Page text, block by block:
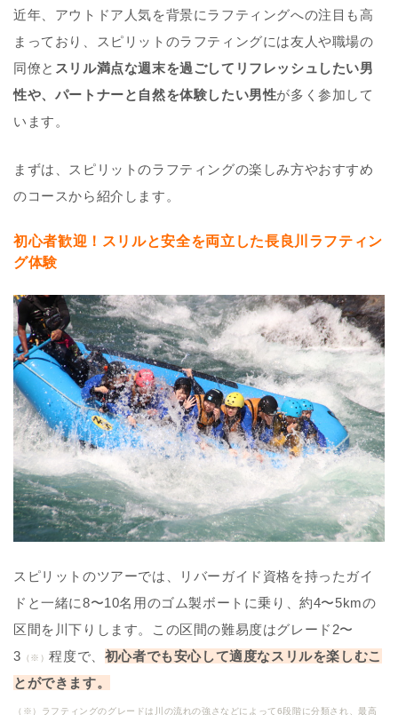
近年、アウトドア人気を背景にラフティングへの注目も高
まっており、スピリットのラフティングには友人や職場の
同僚と スリル満点な週末を過ごしてリフレッシュしたい男
性や、パートナーと自然を体験したい男性が多く参加して
います。
まずは、スピリットのラフティングの楽しみ方やおすすめ
のコースから紹介します。
初心者歓迎！スリルと安全を両立した長良川ラフティン
グ体験
スピリットのツアーでは、リバーガイド資格を持ったガイ
ドと一緒に8〜10名用のゴム製ボートに乗り、約4〜5kmの
区間を川下りします。この区間の難易度はグレード2〜
3 （※）程度で、 初心者でも安心して適度なスリルを楽しむこ
とができます。
（※）ラフティングのグレードは川の流れの強さなどによって6段階に分類され、最高